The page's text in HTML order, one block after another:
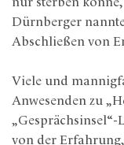
Dürnberger
Abschließen von
Viele und
Anwesenden zu
von der